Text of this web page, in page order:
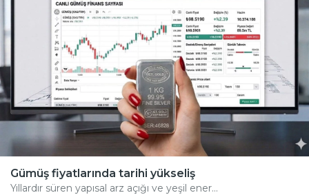
Gümüş fiyatlarında tarihi yükseliş
Yıllardır süren yapısal arz açığı ve yeşil ener...